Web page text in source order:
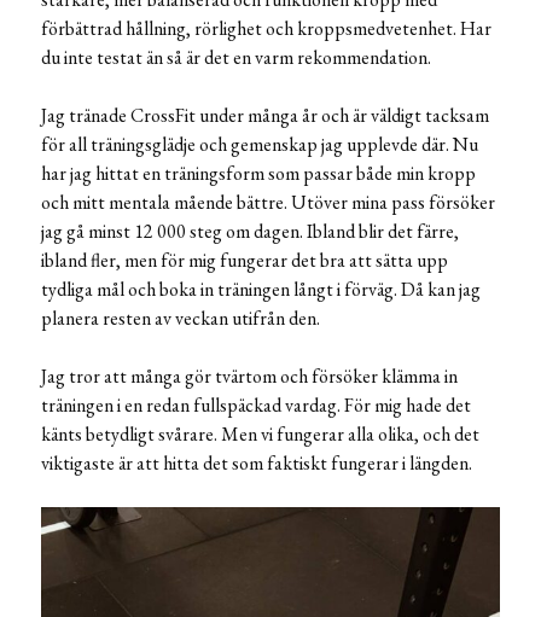
förbättrad hållning, rörlighet och kroppsmedvetenhet. Har
du inte testat än så är det en varm rekommendation.
Jag tränade CrossFit under många år och är väldigt tacksam
för all träningsglädje och gemenskap jag upplevde där. Nu
har jag hittat en träningsform som passar både min kropp
och mitt mentala mående bättre. Utöver mina pass försöker
jag gå minst 12 000 steg om dagen. Ibland blir det färre,
ibland fler, men för mig fungerar det bra att sätta upp
tydliga mål och boka in träningen långt i förväg. Då kan jag
planera resten av veckan utifrån den.
Jag tror att många gör tvärtom och försöker klämma in
träningen i en redan fullspäckad vardag. För mig hade det
känts betydligt svårare. Men vi fungerar alla olika, och det
viktigaste är att hitta det som faktiskt fungerar i längden.